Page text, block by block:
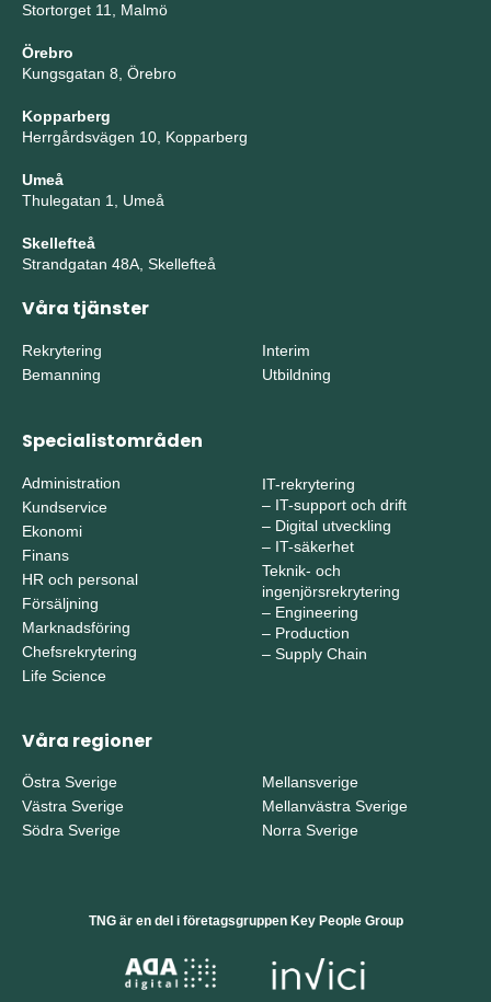
Stortorget 11, Malmö
Örebro
Kungsgatan 8, Örebro
Kopparberg
Herrgårdsvägen 10, Kopparberg
Umeå
Thulegatan 1, Umeå
Skellefteå
Strandgatan 48A, Skellefteå
Våra tjänster
Rekrytering
Bemanning
Interim
Utbildning
Specialistområden
Administration
Kundservice
Ekonomi
Finans
HR och personal
Försäljning
Marknadsföring
Chefsrekrytering
Life Science
IT-rekrytering
– IT-support och drift
– Digital utveckling
– IT-säkerhet
Teknik- och
ingenjörsrekrytering
– Engineering
– Production
– Supply Chain
Våra regioner
Östra Sverige
Västra Sverige
Södra Sverige
Mellansverige
Mellanvästra Sverige
Norra Sverige
TNG är en del i företagsgruppen Key People Group